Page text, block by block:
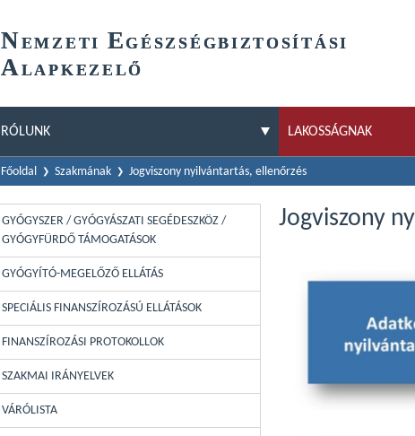
NEMZETI EGÉSZSÉGBIZTOSÍTÁSI
ALAPKEZELŐ
RÓLUNK LAKOSSÁGNAK
Főoldal Szakmának Jogviszony nyilvántartás, ellenőrzés
GYÓGYSZER / GYÓGYÁSZATI SEGÉDESZKÖZ /
GYÓGYFÜRDŐ TÁMOGATÁSOK
GYÓGYÍTÓ-MEGELŐZŐ ELLÁTÁS
SPECIÁLIS FINANSZÍROZÁSÚ ELLÁTÁSOK
FINANSZÍROZÁSI PROTOKOLLOK
SZAKMAI IRÁNYELVEK
VÁRÓLISTA
Jogviszony